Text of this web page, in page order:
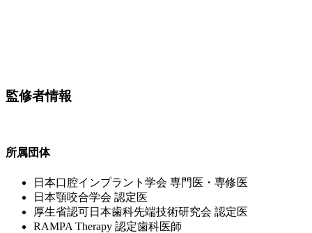
監修者情報
所属団体
⽇本⼝腔インプラント学会 専⾨医・専修医
⽇本顎咬合学会 認定医
厚⽣省認可⽇本⻭科先端技術研究会 認定医
RAMPA Therapy 認定⻭科医師